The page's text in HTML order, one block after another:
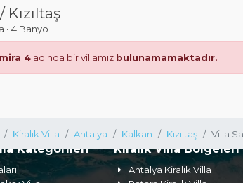
Kızıltaş
• 4 Banyo
4 adında bir villamız bulunamamaktadır.
Kiralık Villa Antalya Kalkan Kızıltaş Villa
Kategorileri Kiralık Villa Bölgeleri
Antalya Kiralık Villa